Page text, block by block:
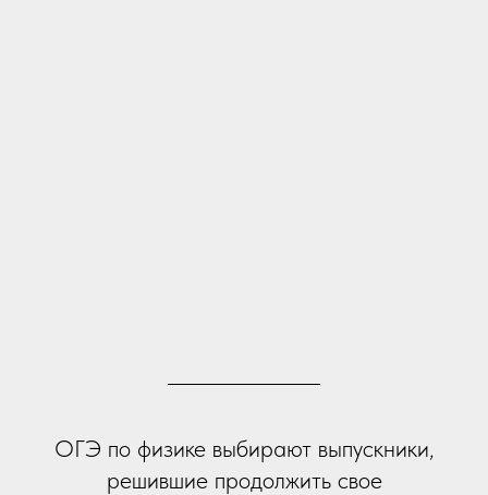
ОГЭ по физике выбирают выпускники,
решившие продолжить свое